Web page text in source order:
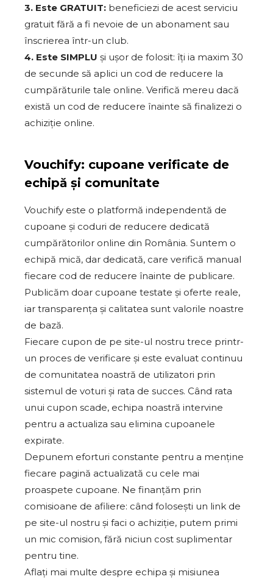
3. Este GRATUIT: beneficiezi de acest serviciu
gratuit fără a fi nevoie de un abonament sau
înscrierea într-un club.
4. Este SIMPLU și ușor de folosit: îți ia maxim 30
de secunde să aplici un cod de reducere la
cumpărăturile tale online. Verifică mereu dacă
există un cod de reducere înainte să finalizezi o
achiziție online.
Vouchify: cupoane verificate de
echipă și comunitate
Vouchify este o platformă independentă de
cupoane și coduri de reducere dedicată
cumpărătorilor online din România. Suntem o
echipă mică, dar dedicată, care verifică manual
fiecare cod de reducere înainte de publicare.
Publicăm doar cupoane testate și oferte reale,
iar transparența și calitatea sunt valorile noastre
de bază.
Fiecare cupon de pe site-ul nostru trece printr-
un proces de verificare și este evaluat continuu
de comunitatea noastră de utilizatori prin
sistemul de voturi și rata de succes. Când rata
unui cupon scade, echipa noastră intervine
pentru a actualiza sau elimina cupoanele
expirate.
Depunem eforturi constante pentru a menține
fiecare pagină actualizată cu cele mai
proaspete cupoane. Ne finanțăm prin
comisioane de afiliere: când folosești un link de
pe site-ul nostru și faci o achiziție, putem primi
un mic comision, fără niciun cost suplimentar
pentru tine.
Aflați mai multe despre echipa și misiunea